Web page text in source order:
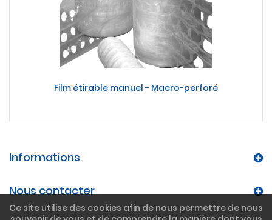
Film étirable manuel - Macro-perforé
Informations
Nous contacter
Ce site utilise des cookies afin de nous permettre de nous